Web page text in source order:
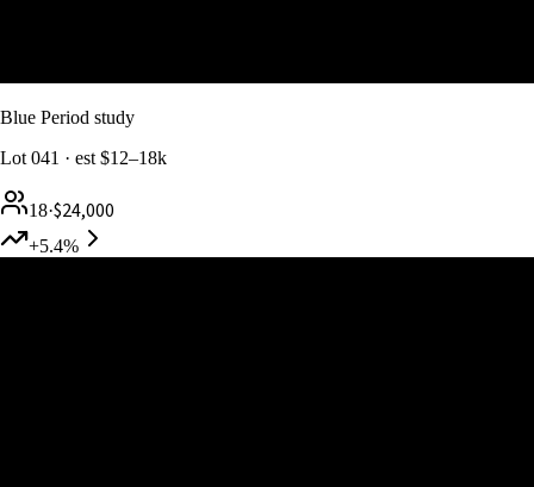
Blue Period study
Lot 041 · est $12–18k
18·$24,000
+5.4%